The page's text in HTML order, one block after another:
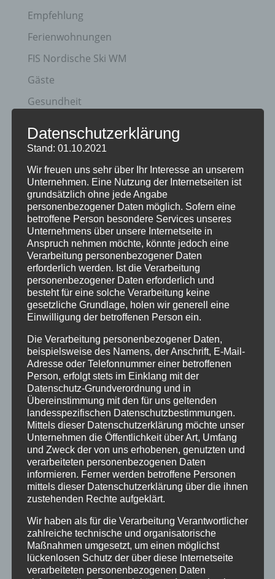
Empfehlung
Ferienwohnungen
FIS Nordische Ski WM
Gäste
Gesundheit
Info
Oberstdorf
Stellenangebot
Traveller Review Award
Urlaub
Veranstaltungstipp
Wintersport
Bei uns…
BERGBAHN UNLIMITED
Ausgezeichnet von KAYAK
Datenschutzerklärung
Stand: 01.10.2021
Wir freuen uns sehr über Ihr Interesse an unserem
Unternehmen. Eine Nutzung der Internetseiten ist
grundsätzlich ohne jede Angabe
personenbezogener Daten möglich. Sofern eine
betroffene Person besondere Services unseres
Unternehmens über unsere Internetseite in
Anspruch nehmen möchte, könnte jedoch eine
Verarbeitung personenbezogener Daten
erforderlich werden. Ist die Verarbeitung
personenbezogener Daten erforderlich und
besteht für eine solche Verarbeitung keine
gesetzliche Grundlage, holen wir generell eine
Einwilligung der betroffenen Person ein.
Die Verarbeitung personenbezogener Daten,
beispielsweise des Namens, der Anschrift, E-Mail-
Adresse oder Telefonnummer einer betroffenen
Person, erfolgt stets im Einklang mit der
Datenschutz-Grundverordnung und in
Übereinstimmung mit den für uns geltenden
landesspezifischen Datenschutzbestimmungen.
Mittels dieser Datenschutzerklärung möchte unser
Unternehmen die Öffentlichkeit über Art, Umfang
und Zweck der von uns erhobenen, genutzten und
verarbeiteten personenbezogenen Daten
informieren. Ferner werden betroffene Personen
mittels dieser Datenschutzerklärung über die ihnen
zustehenden Rechte aufgeklärt.
Wir haben als für die Verarbeitung Verantwortlicher
zahlreiche technische und organisatorische
Maßnahmen umgesetzt, um einen möglichst
lückenlosen Schutz der über diese Internetseite
verarbeiteten personenbezogenen Daten